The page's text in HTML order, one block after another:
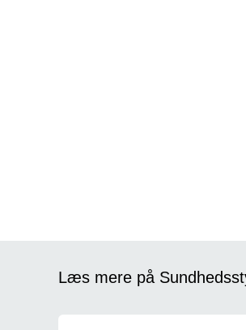
Læs mere på